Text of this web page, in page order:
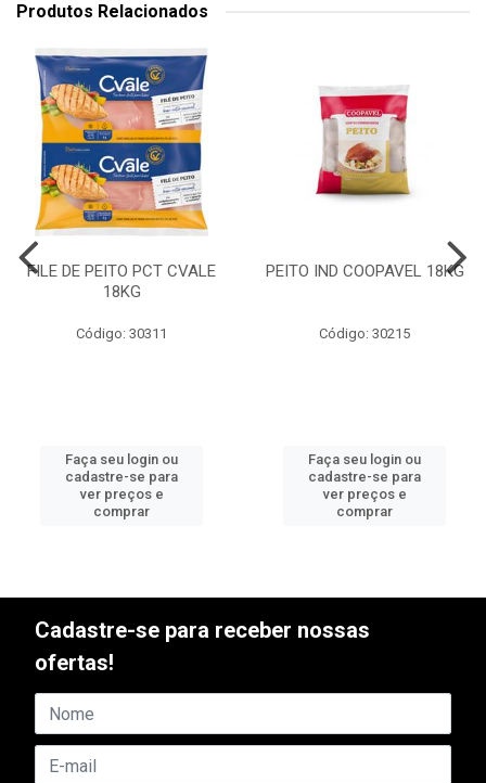
Produtos Relacionados
FILE DE PEITO PCT CVALE
18KG
Código: 30311
Faça seu login ou
cadastre-se para
ver preços e
comprar
PEITO IND COOPAVEL 18KG
Código: 30215
Faça seu login ou
cadastre-se para
ver preços e
comprar
Cadastre-se para receber nossas
ofertas!